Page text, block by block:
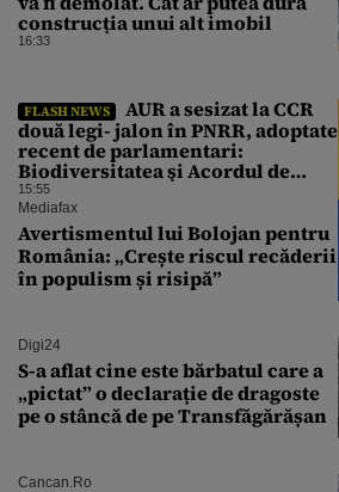
construcția unui alt imobil
16:33
FLASH NEWS
AUR a sesizat la CCR
două legi- jalon în PNRR, adoptate
recent de parlamentari:
Biodiversitatea şi Acordul de
împrumut cu BIRD
15:55
Mediafax
Avertismentul lui Bolojan pentru
România: „Crește riscul recăderii
în populism și risipă”
Digi24
S-a aflat cine este bărbatul care a
„pictat” o declarație de dragoste
pe o stâncă de pe Transfăgărășan
Cancan.ro